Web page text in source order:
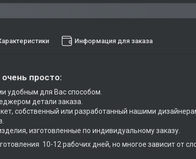
Информация для заказа
просто:
удобным для Вас способом.
детали заказа.
собственный или разработанный нашими
изготовленные по индивидуальному заказу.
10-12 рабочих дней, но многое зависит от